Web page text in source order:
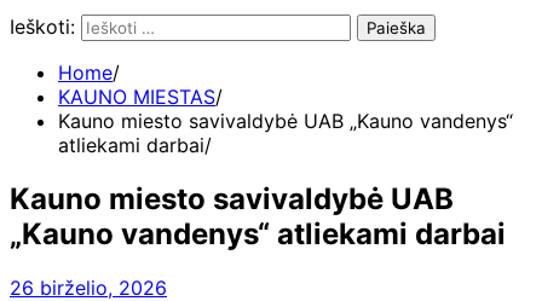
Ieškoti:
Home
KAUNO MIESTAS
Kauno miesto savivaldybė UAB „Kauno vandenys“
atliekami darbai
Kauno miesto savivaldybė UAB
„Kauno vandenys“ atliekami darbai
26 birželio, 2026